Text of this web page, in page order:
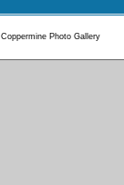
Coppermine Photo Gallery